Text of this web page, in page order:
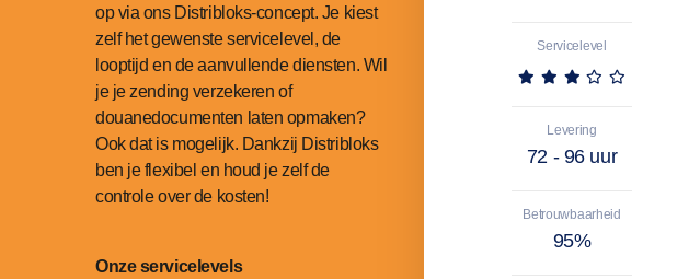
op via ons Distribloks-concept. Je kiest
zelf het gewenste servicelevel, de
looptijd en de aanvullende diensten. Wil
je je zending verzekeren of
douanedocumenten laten opmaken?
Ook dat is mogelijk. Dankzij Distribloks
ben je flexibel en houd je zelf de
controle over de kosten!
Onze servicelevels
Servicelevel
Levering
72 - 96 uur
Betrouwbaarheid
95%